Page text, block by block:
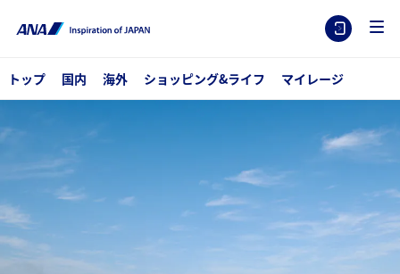
トップ 国内 海外 ショッピング&ライフ マイレージ